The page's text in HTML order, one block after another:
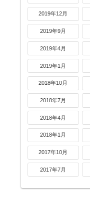
2019年12月
2019年9月
2019年4月
2019年1月
2018年10月
2018年7月
2018年4月
2018年1月
2017年10月
2017年7月